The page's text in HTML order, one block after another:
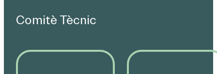
Comitè Tècnic